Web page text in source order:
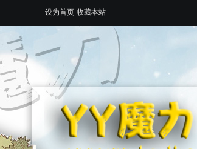
设为首页 收藏本站